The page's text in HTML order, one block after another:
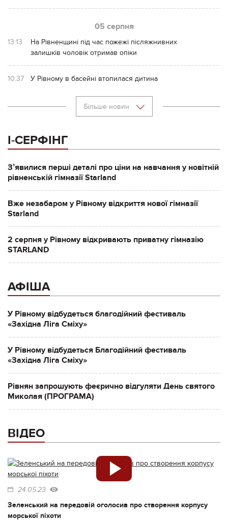
05 серпня
13:13
На Рівненщині під час пожежі післяжнивних
залишків чоловік отримав опіки
10:37 У Рівному в басейні втопилася дитина
Більше новин
І-СЕРФІНГ
Зʼявилися перші деталі про ціни на навчання у новітній
рівненській гімназії Starland
Вже незабаром у Рівному відкриття нової гімназії
Starland
2 серпня у Рівному відкривають приватну гімназію
STARLAND
АФІША
У Рівному відбудеться благодійний фестиваль
«Західна Ліга Сміху»
У Рівному відбудеться Благодійний фестиваль
«Західна Ліга Сміху»
Рівнян запрошують феєрично відгуляти День святого
Миколая (ПРОГРАМА)
ВІДЕО
24.05.23
Зеленський на передовій оголосив про створення корпусу
морської піхоти